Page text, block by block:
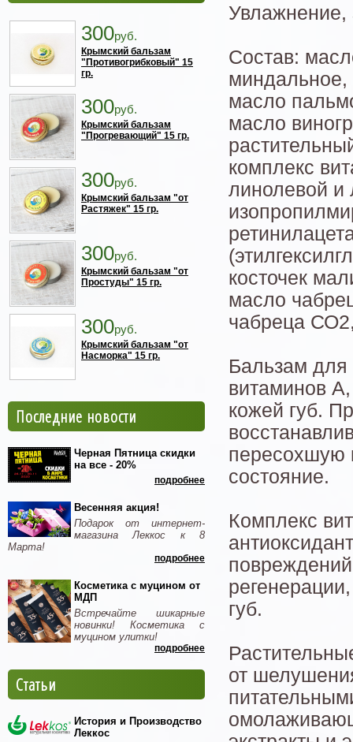
300руб.
Крымский бальзам
"Противогрибковый" 15
гр.
300руб.
Крымский бальзам
"Прогревающий" 15 гр.
300руб.
Крымский бальзам "от
Растяжек" 15 гр.
300руб.
Крымский бальзам "от
Простуды" 15 гр.
300руб.
Крымский бальзам "от
Насморка" 15 гр.
Последние новости
Черная Пятница скидки
на все - 20%
подробнее
Весенняя акция!
Подарок от интернет-
магазина Леккос к 8
Марта!
подробнее
Косметика с муцином от
МДП
Встречайте шикарные
новинки! Косметика с
муцином улитки!
подробнее
Статьи
История и Производство
Леккос
Увлажнение,
Состав:
миндальное,
масло
масло
комплекс
линолевой и
косточек
масло
чабреца
Бальзам
витаминов
кожей губ.
пересохшую
состояние.
Комплекс
губ.
от